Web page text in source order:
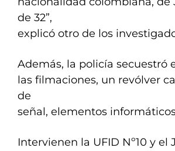
de 32”,
explicó otro de los
Además, la policía secuestró
las filmaciones, un revólver
de
señal, elementos
Intervienen la UFID Nº10 y el